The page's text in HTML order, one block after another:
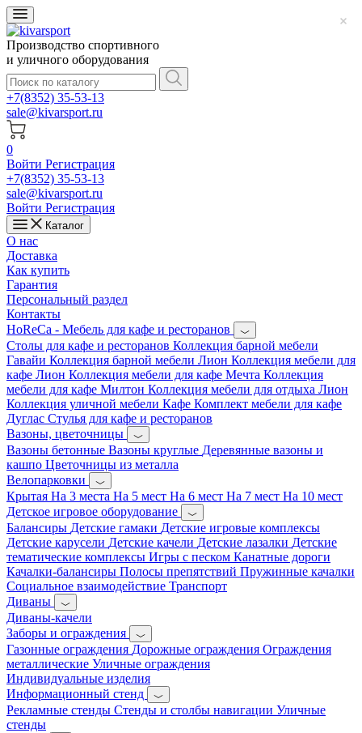
Производство спортивного
и уличного оборудования
+7(8352) 35-53-13
sale@kivarsport.ru
0
Войти Регистрация
+7(8352) 35-53-13
sale@kivarsport.ru
Войти Регистрация
Каталог
О нас
Доставка
Как купить
Гарантия
Персональный раздел
Контакты
HoReCa - Мебель для кафе и ресторанов
Cтолы для кафе и ресторанов Коллекция барной мебели
Гавайи Коллекция барной мебели Лион Коллекция мебели для
кафе Лион Коллекция мебели для кафе Мечта Коллекция
мебели для кафе Милтон Коллекция мебели для отдыха Лион
Коллекция уличной мебели Кафе Комплект мебели для кафе
Дуглас Стулья для кафе и ресторанов
Вазоны, цветочницы
Вазоны бетонные Вазоны круглые Деревянные вазоны и
кашпо Цветочницы из металла
Велопарковки
Крытая На 3 места На 5 мест На 6 мест На 7 мест На 10 мест
Детское игровое оборудование
Балансиры Детские гамаки Детские игровые комплексы
Детские карусели Детские качели Детские лазалки Детские
тематические комплексы Игры с песком Канатные дороги
Качалки-балансиры Полосы препятствий Пружинные качалки
Социальное взаимодействие Транспорт
Диваны
Диваны-качели
Заборы и ограждения
Газонные ограждения Дорожные ограждения Ограждения
металлические Уличные ограждения
Индивидуальные изделия
Информационный стенд
Рекламные стенды Стенды и столбы навигации Уличные
стенды